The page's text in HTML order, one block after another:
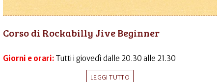
Corso di Rockabilly Jive Beginner
Giorni e orari: Tutti i giovedì dalle 20.30 alle 21.30
LEGGI TUTTO